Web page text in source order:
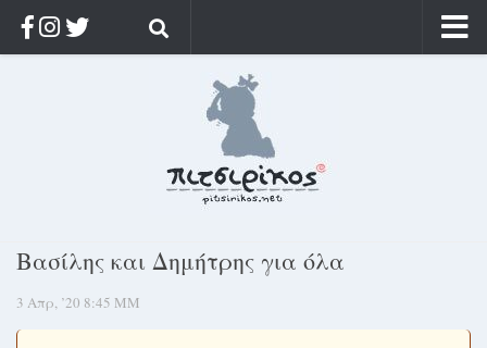
Στοχασμοί & αποφθέγματα
Διαφήμιση
Βασίλης και Δημήτρης για όλα
3 Απρ, ’20 8:45 ΜΜ